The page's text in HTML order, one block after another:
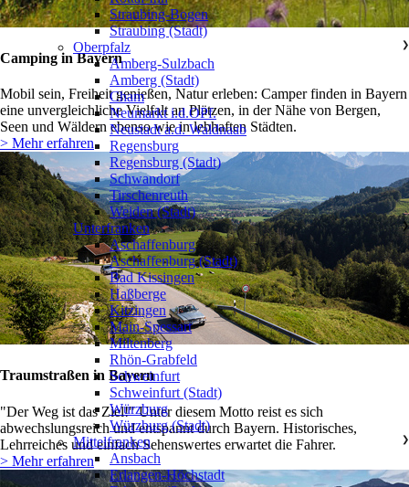
Camping in Bayern
Mobil sein, Freiheit genießen, Natur erleben: Camper finden in Bayern
eine unvergleichliche Vielfalt an Plätzen, in der Nähe von Bergen,
Seen und Wäldern ebenso wie in lebhaften Städten.
> Mehr erfahren
Traumstraßen in Bayern
"Der Weg ist das Ziel!" Unter diesem Motto reist es sich
abwechslungsreich und entspannt durch Bayern. Historisches,
Lehrreiches und einfach Sehenswertes erwartet die Fahrer.
> Mehr erfahren
Straubing-Bogen
Straubing (Stadt)
Oberpfalz
❯
Amberg-Sulzbach
Amberg (Stadt)
Cham
Neumarkt i.d.OPf.
Neustadt a.d. Waldnaab
Regensburg
Regensburg (Stadt)
Schwandorf
Tirschenreuth
Weiden (Stadt)
Unterfranken
❯
Aschaffenburg
Aschaffenburg (Stadt)
Bad Kissingen
Haßberge
Kitzingen
Main-Spessart
Miltenberg
Rhön-Grabfeld
Schweinfurt
Schweinfurt (Stadt)
Würzburg
Würzburg (Stadt)
Mittelfranken
❯
Ansbach
Erlangen-Höchstadt